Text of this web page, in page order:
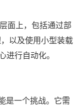
面上，包括通过部
以及使用小型装载
进行自动化。
是一个挑战。它需